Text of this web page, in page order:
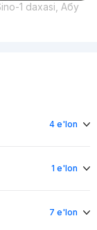
1 daxasi, Абу
4 e'lon
1 e'lon
7 e'lon